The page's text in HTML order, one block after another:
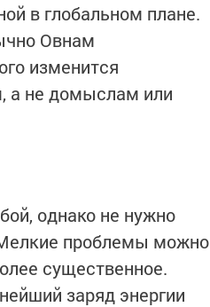
в глобальном плане.
Овнам
изменится
а не домыслам или
однако не нужно
проблемы можно
существенное.
заряд энергии